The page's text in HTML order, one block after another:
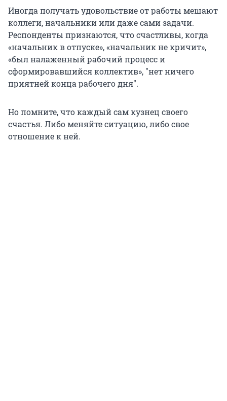
Иногда получать удовольствие от работы мешают
коллеги, начальники или даже сами задачи.
Респонденты признаются, что счастливы, когда
«начальник в отпуске», «начальник не кричит»,
«был налаженный рабочий процесс и
сформировавшийся коллектив», "нет ничего
приятней конца рабочего дня".
Но помните, что каждый сам кузнец своего
счастья. Либо меняйте ситуацию, либо свое
отношение к ней.